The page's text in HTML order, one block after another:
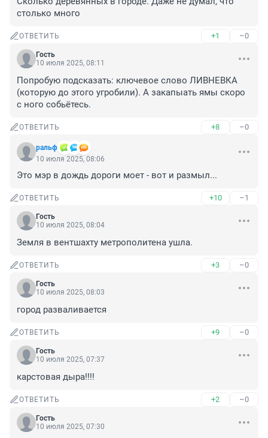
столько много
ОТВЕТИТЬ +1 –0
Гость
10 июля 2025, 08:11
Попробую подсказать: ключевое слово ЛИВНЕВКА
(которую до этого угробили). А закапыать ямы скоро
с ного собьётесь.
ОТВЕТИТЬ +8 –0
ральф
10 июля 2025, 08:06
Это мэр в дождь дороги моет - вот и размыл...
ОТВЕТИТЬ +10 –1
Гость
10 июля 2025, 08:04
Земля в вентшахту метрополитена ушла.
ОТВЕТИТЬ +3 –0
Гость
10 июля 2025, 08:03
город разваливается
ОТВЕТИТЬ +9 –0
Гость
10 июля 2025, 07:37
карстовая дыра!!!!
ОТВЕТИТЬ +2 –0
Гость
10 июля 2025, 07:30